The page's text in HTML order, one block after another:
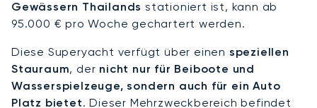
Gewässern Thailands stationiert ist, kann ab
95.000 € pro Woche gechartert werden.
Diese Superyacht verfügt über einen speziellen
Stauraum, der nicht nur für Beiboote und
Wasserspielzeuge, sondern auch für ein Auto
Platz bietet. Dieser Mehrzweckbereich befindet